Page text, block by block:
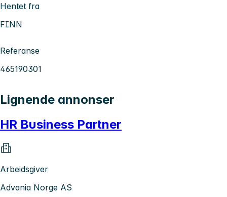
Hentet fra
FINN
Referanse
465190301
Lignende annonser
HR Business Partner
Arbeidsgiver
Advania Norge AS